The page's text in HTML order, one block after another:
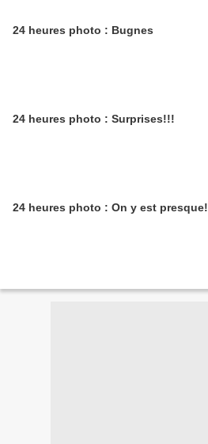
24 heures photo : Bugnes
24 heures photo : Surprises!!!
24 heures photo : On y est presque!